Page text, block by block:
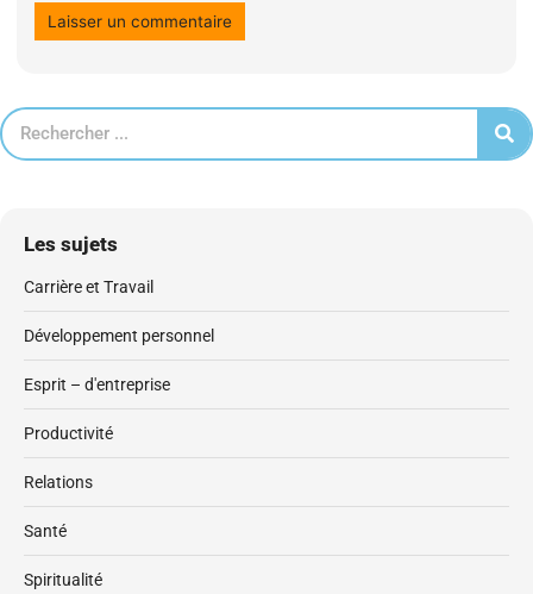
Les sujets
Carrière et Travail
Développement personnel
Esprit – d'entreprise
Productivité
Relations
Santé
Spiritualité